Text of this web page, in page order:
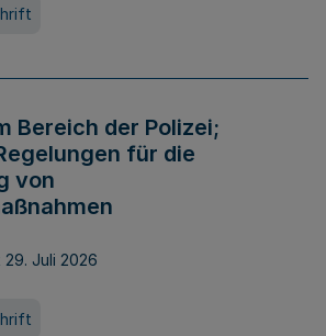
Bereich der Polizei;
für die
von
29. Juli 2026